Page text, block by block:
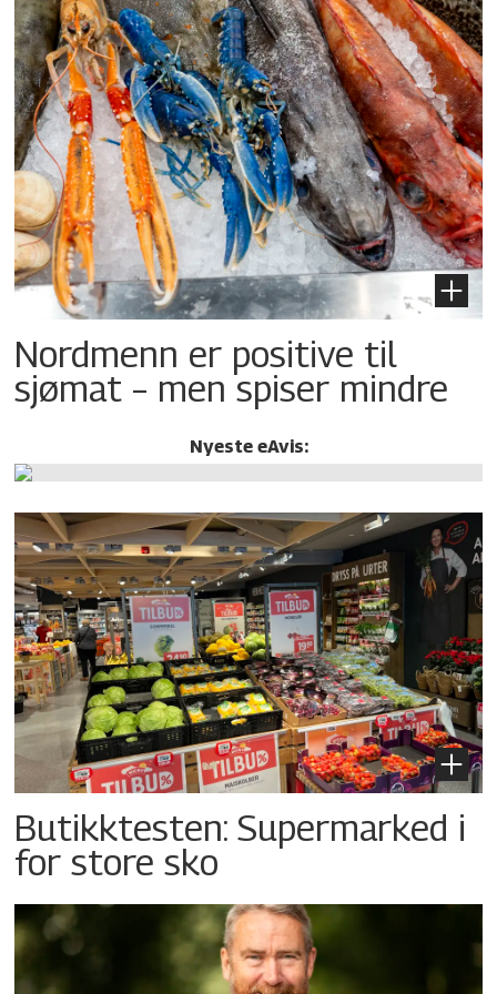
Nordmenn er positive til
sjømat – men spiser mindre
Nyeste eAvis:
Butikktesten: Supermarked i
for store sko